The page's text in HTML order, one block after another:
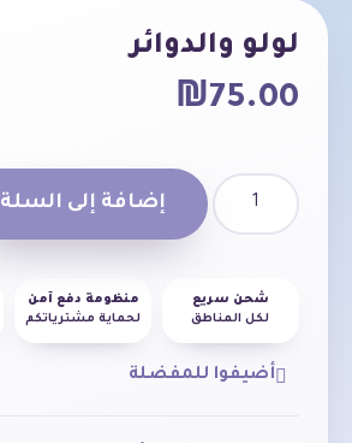
لولو والدوائر ⁦
₪75.00
إضافة إلى السلة
شحن سريع
لكل المناطق
منظومة دفع آمن
لحماية مشترياتكم
أضيفوا للمفضلة